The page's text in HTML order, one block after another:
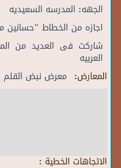
الجهه: المدرسه السعيديه
اجازه من الخطاط "حسانين
شاركت فى العديد من
العربيه
المعارض: معرض نبض القلم
الاتجاهات الخطية :